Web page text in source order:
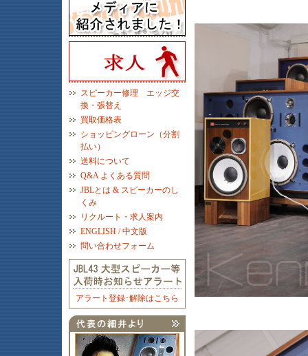
スピーカー修理 エッジ交
換・張替え
買取価格表
ショッピングローン（分割
払い）
送料について
Q&A よくある質問
JBLとは & スピーカーのし
くみ
リクルート・求人案内
ENGLISH / 中文版
問い合わせフォーム
アラート登録･解除はこちら